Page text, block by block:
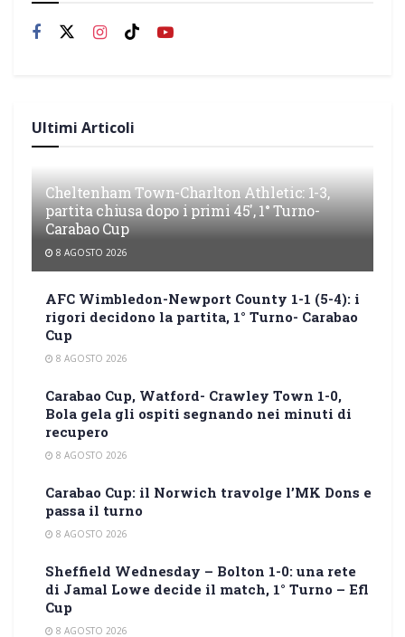
Ultimi Articoli
Cheltenham Town-Charlton Athletic: 1-3,
partita chiusa dopo i primi 45′, 1° Turno-
Carabao Cup
8 AGOSTO 2026
AFC Wimbledon-Newport County 1-1 (5-4): i
rigori decidono la partita, 1° Turno- Carabao
Cup
8 AGOSTO 2026
Carabao Cup, Watford- Crawley Town 1-0,
Bola gela gli ospiti segnando nei minuti di
recupero
8 AGOSTO 2026
Carabao Cup: il Norwich travolge l’MK Dons e
passa il turno
8 AGOSTO 2026
Sheffield Wednesday – Bolton 1-0: una rete
di Jamal Lowe decide il match, 1° Turno – Efl
Cup
8 AGOSTO 2026